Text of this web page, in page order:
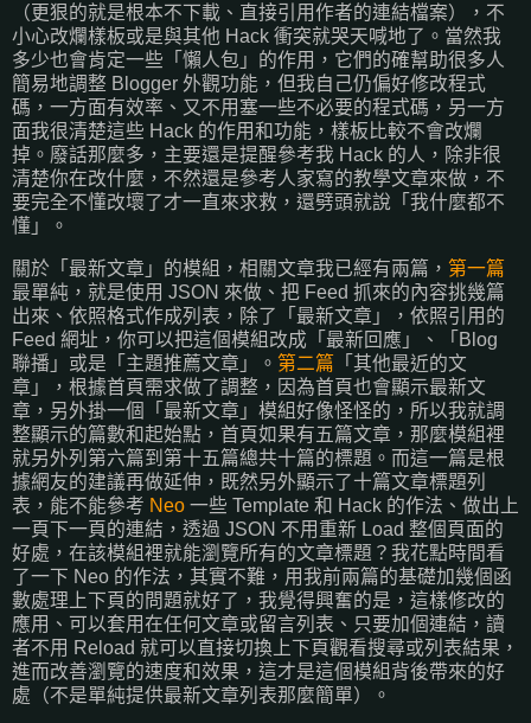
（更狠的就是根本不下載、直接引用作者的連結檔案），不
小心改爛樣板或是與其他 Hack 衝突就哭天喊地了。當然我
多少也會肯定一些「懶人包」的作用，它們的確幫助很多人
簡易地調整 Blogger 外觀功能，但我自己仍偏好修改程式
碼，一方面有效率、又不用塞一些不必要的程式碼，另一方
面我很清楚這些 Hack 的作用和功能，樣板比較不會改爛
掉。廢話那麼多，主要還是提醒參考我 Hack 的人，除非很
清楚你在改什麼，不然還是參考人家寫的教學文章來做，不
要完全不懂改壞了才一直來求救，還劈頭就說「我什麼都不
懂」。
關於「最新文章」的模組，相關文章我已經有兩篇， 第一篇
最單純，就是使用 JSON 來做、把 Feed 抓來的內容挑幾篇
出來、依照格式作成列表，除了「最新文章」，依照引用的
Feed 網址，你可以把這個模組改成「最新回應」、「Blog
聯播」或是「主題推薦文章」。 第二篇 「其他最近的文
章」，根據首頁需求做了調整，因為首頁也會顯示最新文
章，另外掛一個「最新文章」模組好像怪怪的，所以我就調
整顯示的篇數和起始點，首頁如果有五篇文章，那麼模組裡
就另外列第六篇到第十五篇總共十篇的標題。而這一篇是根
據網友的建議再做延伸，既然另外顯示了十篇文章標題列
表，能不能參考 Neo 一些 Template 和 Hack 的作法、做出上
一頁下一頁的連結，透過 JSON 不用重新 Load 整個頁面的
好處，在該模組裡就能瀏覽所有的文章標題？我花點時間看
了一下 Neo 的作法，其實不難，用我前兩篇的基礎加幾個函
數處理上下頁的問題就好了，我覺得興奮的是，這樣修改的
應用、可以套用在任何文章或留言列表、只要加個連結，讀
者不用 Reload 就可以直接切換上下頁觀看搜尋或列表結果，
進而改善瀏覽的速度和效果，這才是這個模組背後帶來的好
處（不是單純提供最新文章列表那麼簡單）。